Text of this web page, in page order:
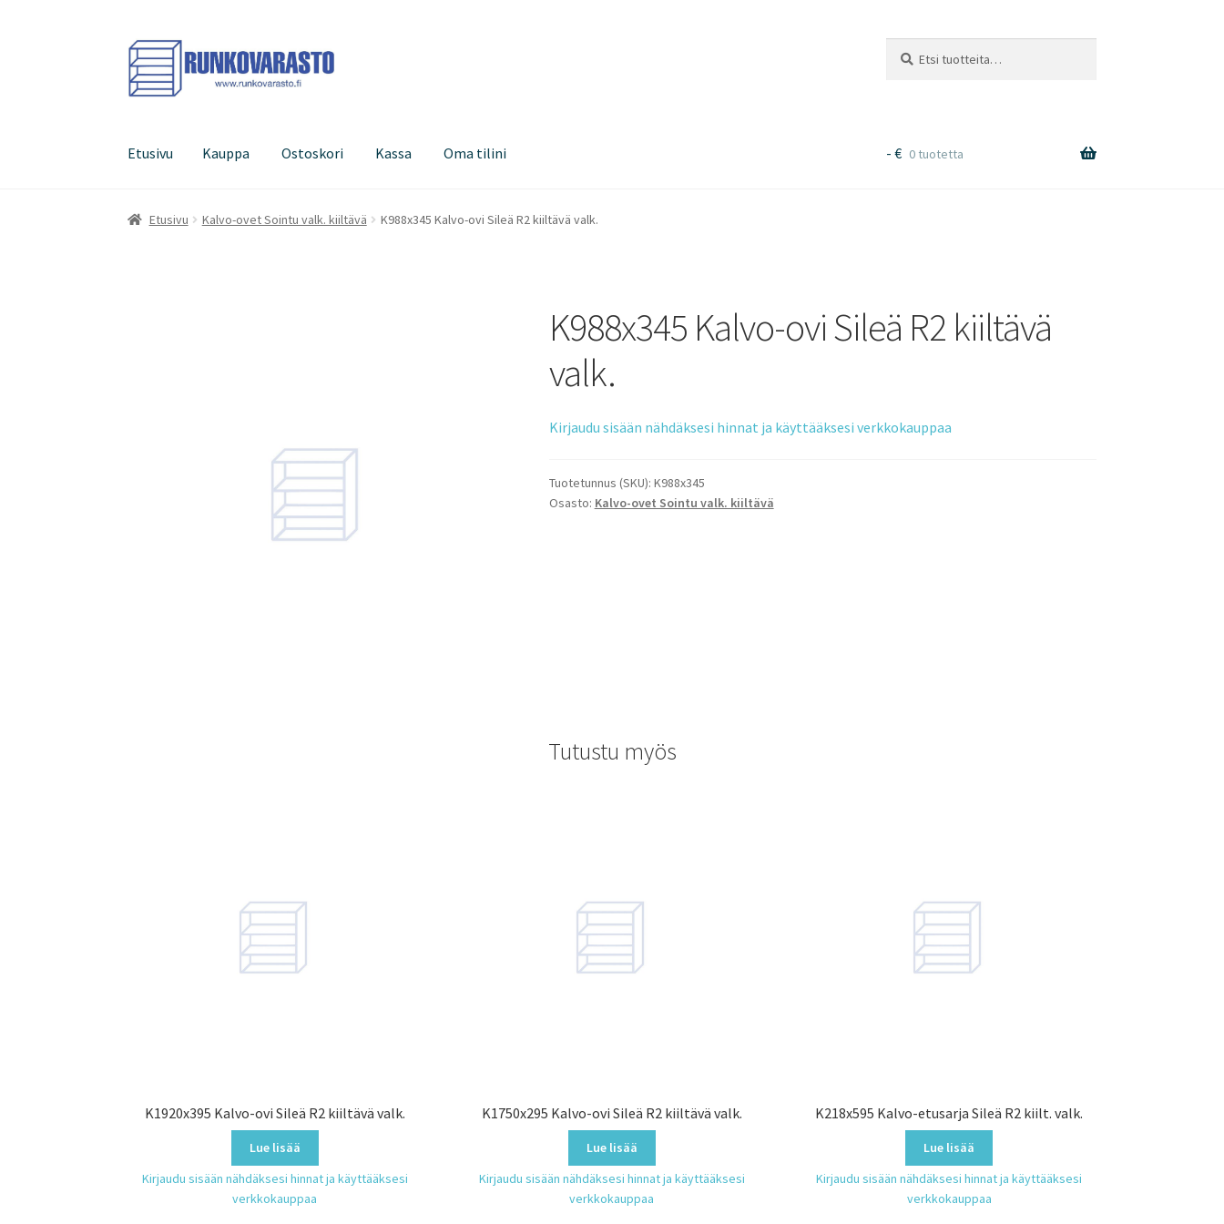
Siirry
navigointiin
Siirry
sisältöön
Etusivu Kauppa Ostoskori Kassa Oma tilini
Etusivu Kauppa Ostoskori Kassa Oma tilini
- € 0 tuotetta
Etusivu Kalvo-ovet Sointu valk. kiiltävä K988x345 Kalvo-ovi Sileä R2 kiiltävä valk.
K988x345 Kalvo-ovi Sileä R2 kiiltävä
valk.
Kirjaudu sisään nähdäksesi hinnat ja käyttääksesi verkkokauppaa
Tuotetunnus (SKU): K988x345
Osasto: Kalvo-ovet Sointu valk. kiiltävä
Tutustu myös
K1920x395 Kalvo-ovi Sileä R2 kiiltävä valk.
Lue lisää
Kirjaudu sisään nähdäksesi hinnat ja käyttääksesi
verkkokauppaa
K1750x295 Kalvo-ovi Sileä R2 kiiltävä valk.
Lue lisää
Kirjaudu sisään nähdäksesi hinnat ja käyttääksesi
verkkokauppaa
K218x595 Kalvo-etusarja Sileä R2 kiilt. valk.
Lue lisää
Kirjaudu sisään nähdäksesi hinnat ja käyttääksesi
verkkokauppaa